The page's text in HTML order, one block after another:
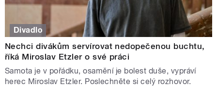
Divadlo
Nechci divákům servírovat nedopečenou buchtu,
říká Miroslav Etzler o své práci
Samota je v pořádku, osamění je bolest duše, vypráví
herec Miroslav Etzler. Poslechněte si celý rozhovor.